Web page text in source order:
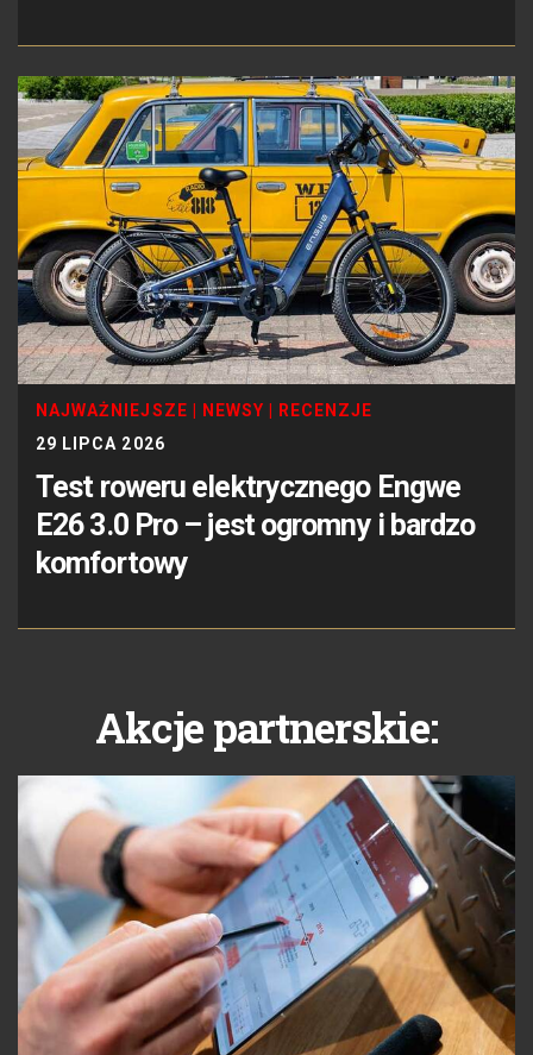
NAJWAŻNIEJSZE NEWSY
RECENZJE
29 LIPCA 2026
Test roweru elektrycznego Engwe
E26 3.0 Pro – jest ogromny i bardzo
komfortowy
Akcje partnerskie: